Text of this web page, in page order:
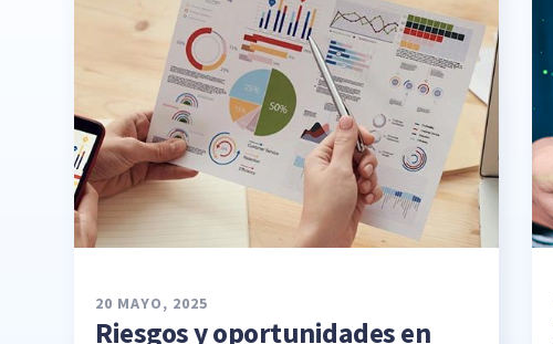
20 MAYO, 2025
Riesgos y oportunidades en